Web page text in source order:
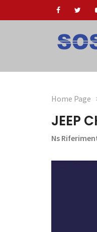
Home Page
JEEP
Ns